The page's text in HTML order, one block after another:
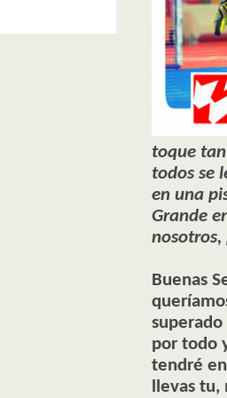
toque
todos se
en una
Grande
Buenas
por todo
tendré
llevas tu,